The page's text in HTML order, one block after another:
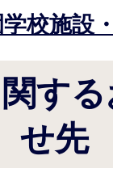
校施設
す
せ先